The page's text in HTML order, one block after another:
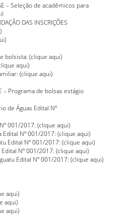
– Seleção de acadêmicos para
DAS INSCRIÇÕES
)
)
bolsista: (clique aqui)
aqui)
(clique aqui)
– Programa de bolsas estágio
de Águas Edital Nº
001/2017: (clique aqui)
Edital Nº 001/2017: (clique aqui)
Edital Nº 001/2017: (clique aqui)
Edital Nº 001/2017: (clique aqui)
Edital Nº 001/2017: (clique aqui)
aqui)
aqui)
aqui)